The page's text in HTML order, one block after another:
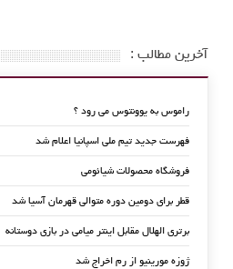
آخرین مطالب :
راموس به یوونتوس می رود ؟
فهرست جدید تیم ملی اسپانیا اعلام شد
فروشگاه محصولات شیائومی
قطر برای دومین دوره متوالی قهرمان آسیا شد
برتری الهلال مقابل اینتر میامی در بازی دوستانه
ژوزه مورینیو از رم اخراج شد